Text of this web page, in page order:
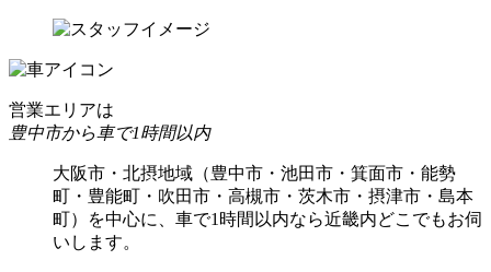
営業エリアは
豊中市から車で1時間以内
大阪市・北摂地域（豊中市・池田市・箕面市・能勢
町・豊能町・吹田市・高槻市・茨木市・摂津市・島本
町）を中心に、車で1時間以内なら近畿内どこでもお伺
いします。